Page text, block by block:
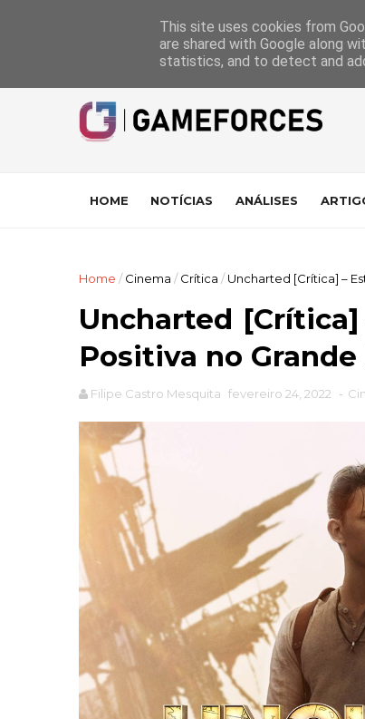
A equipa Pontuações das Análises
HOME NOTÍCIAS ANÁLISES
Home / Cinema / Crítica / Uncharted [Crítica] –
Uncharted
Positiva no Grande
Filipe Castro Mesquita fevereiro 24, 2022 -
This site uses cookies from
are shared with Google along
statistics, and to detect and